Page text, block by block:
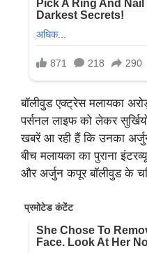
बॉलीवुड एक्ट्रेस मलायका
पर्सनल लाइफ को लेकर
खबरें आ रही हैं कि उनका
बीच मलायका का पुराना
और अर्जुन कपूर बॉलीवुड के